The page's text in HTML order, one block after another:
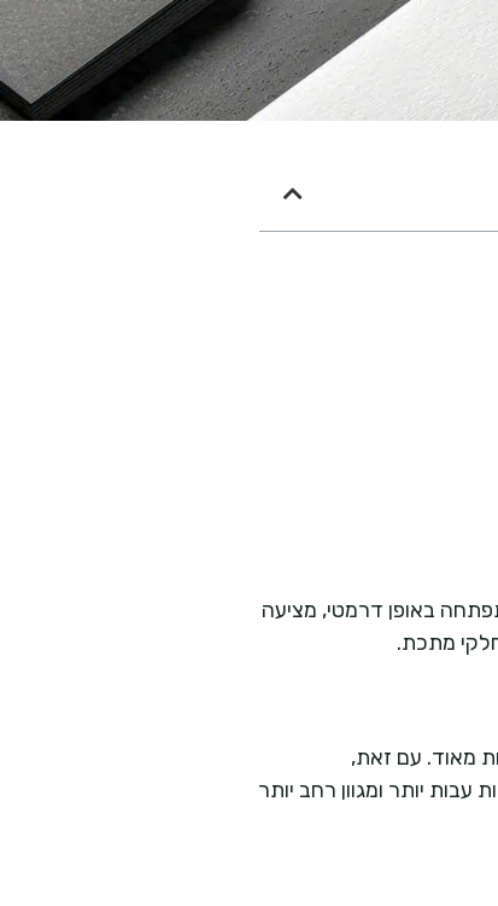
למהפכה בתעשיית העיבוד השבבי. מאז הופעתה בשנות ה-60 של המאה ה-20, היא התפתחה באופן דרמטי, מציעה
מתכת.
מאוד. עם זאת,
חיתוך של מתכות עבות יותר ומגוון רחב יותר